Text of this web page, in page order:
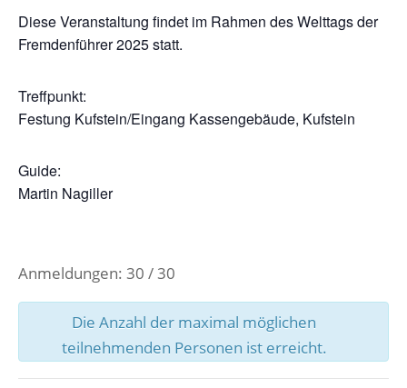
Diese Veranstaltung findet im Rahmen des Welttags der
Fremdenführer 2025 statt.
Treffpunkt:
Festung Kufstein/Eingang Kassengebäude, Kufstein
Guide:
Martin Nagiller
Anmeldungen: 30 / 30
Die Anzahl der maximal möglichen
teilnehmenden Personen ist erreicht.